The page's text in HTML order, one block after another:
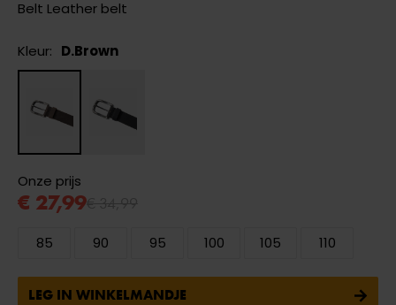
Belt Leather belt
Kleur: D.Brown
Onze prijs
€ 27,99
85 90 95 100 105 110
LEG IN WINKELMANDJE